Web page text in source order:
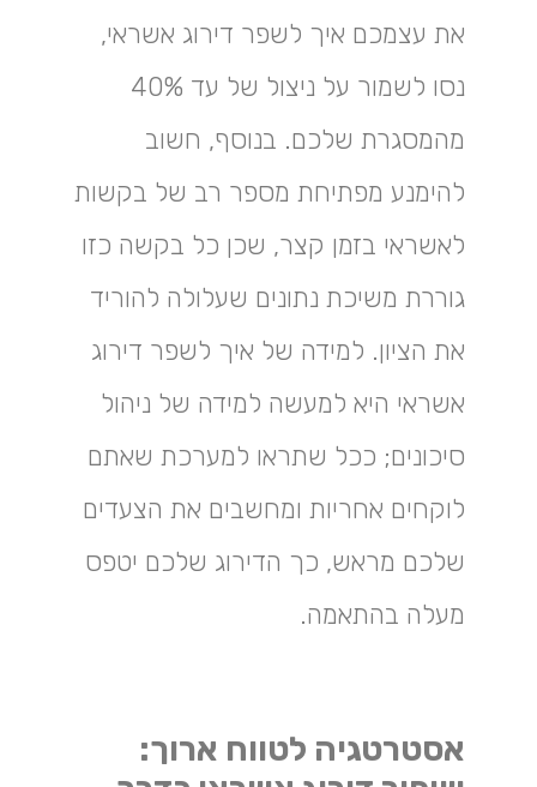
את עצמכם איך לשפר דירוג אשראי,
נסו לשמור על ניצול של עד 40%
מהמסגרת שלכם. בנוסף, חשוב
להימנע מפתיחת מספר רב של בקשות
לאשראי בזמן קצר, שכן כל בקשה כזו
גוררת משיכת נתונים שעלולה להוריד
את הציון. למידה של איך לשפר דירוג
אשראי היא למעשה למידה של ניהול
סיכונים; ככל שתראו למערכת שאתם
לוקחים אחריות ומחשבים את הצעדים
שלכם מראש, כך הדירוג שלכם יטפס
מעלה בהתאמה.
אסטרטגיה לטווח ארוך: